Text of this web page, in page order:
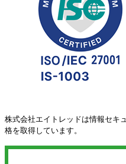
株式会社エイトレッドは情報セキ
格を取得しています。